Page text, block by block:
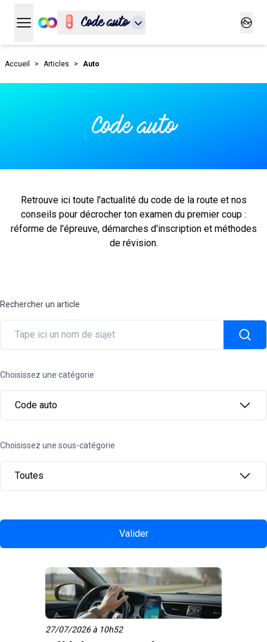
Ouvrir le menu principal
Code auto
Accueil > Articles > Auto
Code auto
Retrouve ici toute l'actualité du code de la route et nos
conseils pour décrocher ton examen du premier coup :
réforme de l'épreuve, démarches d'inscription et méthodes
de révision.
Rechercher un article
Choisissez une catégorie
Code auto
Choisissez une sous-catégorie
Toutes
Valider
27/07/2026 à 10h52